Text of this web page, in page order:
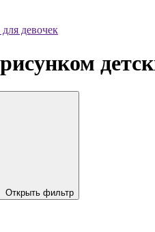
девочек
Открыть фильтр